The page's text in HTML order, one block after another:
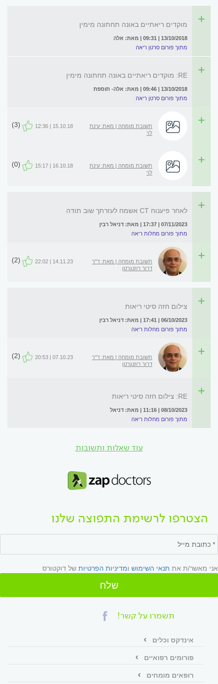
מוקדים ריאתיים באונה תחתונה מימין
13/10/2018 | 09:31 | מאת: אלה
מתוך פורום סרטן ריאה
RE: מוקדים ריאתיים באונה תחתונה מימין
13/10/2018 | 09:46 | מאת: אלה- תוספת
מתוך פורום סרטן ריאה
תשובת מומחה | מאת: עינת
לוי
15.10.18 | 12:36
(3)
תשובת מומחה | מאת: עינת
לוי
16.10.18 | 15:17
(0)
לאחר פיענוח CT אשמח לעזרתך שוב תודה
07/11/2023 | 17:37 | מאת: דניאל רבין
מתוך פורום מחלות ריאה
תשובת מומחה | מאת: ד''ר
דרור רוזנגרטן
14.11.23 | 22:02
(2)
צילום חזה סיטי ריאות
06/10/2023 | 17:41 | מאת: דניאל רבין
מתוך פורום מחלות ריאה
תשובת מומחה | מאת: ד''ר
דרור רוזנגרטן
07.10.23 | 20:53
(2)
RE: צילום חזה סיטי ריאות
08/10/2023 | 11:16 | מאת: דניאל
מתוך פורום מחלות ריאה
עוד שאלות ותשובות
הצטרפו לרשימת התפוצה שלנו
אני מאשר/ת את תנאי השימוש ומדיניות הפרטיות של דוקטורס
שלח
תשמרו על קשר!
אינדקס וכלים
פורומים רפואיים
רופאים מומחים